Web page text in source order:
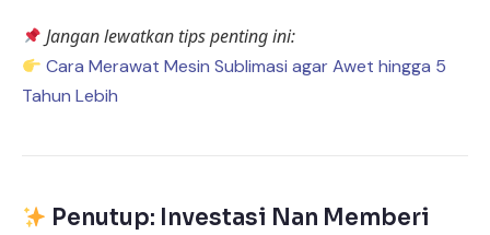
Jangan lewatkan tips penting ini:
Cara Merawat Mesin Sublimasi agar Awet hingga 5
Tahun Lebih
Penutup: Investasi Nan Memberi